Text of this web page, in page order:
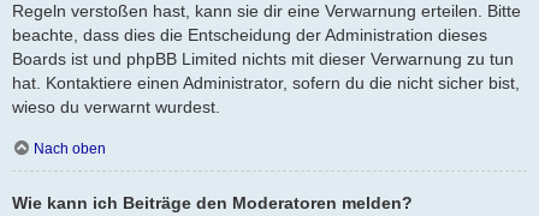
Regeln verstoßen hast, kann sie dir eine Verwarnung erteilen. Bitte
beachte, dass dies die Entscheidung der Administration dieses
Boards ist und phpBB Limited nichts mit dieser Verwarnung zu tun
hat. Kontaktiere einen Administrator, sofern du die nicht sicher bist,
wieso du verwarnt wurdest.
Nach oben
Wie kann ich Beiträge den Moderatoren melden?